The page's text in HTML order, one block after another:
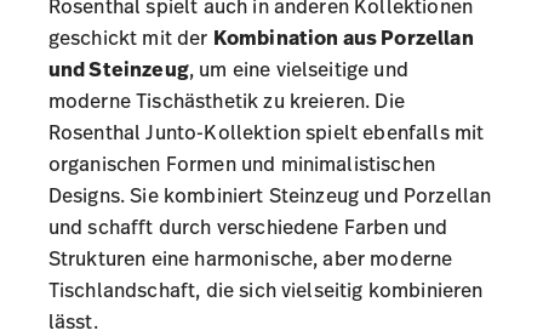
Rosenthal spielt auch in anderen Kollektionen
geschickt mit der Kombination aus Porzellan
und Steinzeug, um eine vielseitige und
moderne Tischästhetik zu kreieren. Die
Rosenthal Junto-Kollektionspielt ebenfalls mit
organischen Formen und minimalistischen
Designs. Sie kombiniert Steinzeug und Porzellan
und schafft durch verschiedene Farben und
Strukturen eine harmonische, aber moderne
Tischlandschaft, die sich vielseitig kombinieren
lässt.